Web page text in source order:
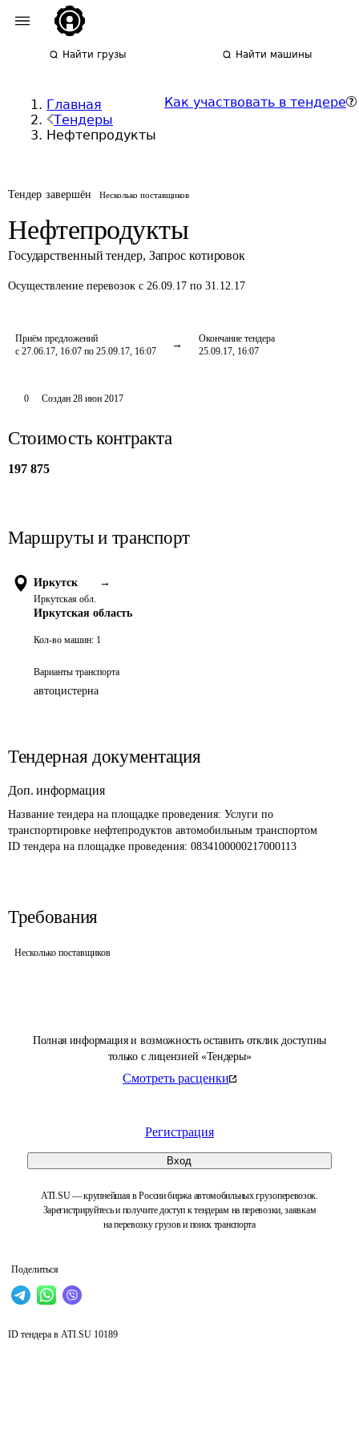
Найти грузы Найти машины
Главная
Тендеры
Нефтепродукты
Как участвовать в тендере
Тендер завершён Несколько поставщиков
Нефтепродукты
Государственный тендер, Запрос котировок
Осуществление перевозок с 26.09.17 по 31.12.17
Приём предложений
с 27.06.17, 16:07 по 25.09.17, 16:07
Окончание тендера
25.09.17, 16:07
Полная информация и возможность оставить отклик доступны
только с лицензией «Тендеры»
Смотреть расценки
Регистрация
Вход
ATI.SU — крупнейшая в России биржа автомобильных грузоперевозок.
Зарегистрируйтесь и получите доступ к тендерам на перевозки, заявкам
на перевозку грузов и поиск транспорта
Поделиться
0 Создан 28 июн 2017
Стоимость контракта
197 875
Маршруты и транспорт
Иркутск →
Иркутская обл.
Иркутская область
Кол-во машин: 1
Варианты транспорта
автоцистерна
Тендерная документация
Доп. информация
Название тендера на площадке проведения: Услуги по
транспортировке нефтепродуктов автомобильным транспортом
ID тендера на площадке проведения: 0834100000217000113
Требования
Несколько поставщиков
ID тендера в ATI.SU 10189